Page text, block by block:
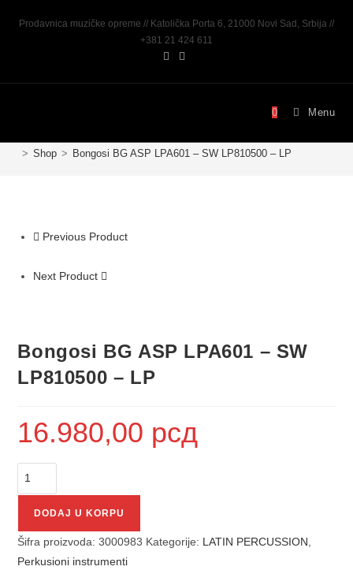
Prodavnica muzičke opreme // Katolička Porta 6, 21000 Novi Sad, Srbija //
+381 21 424 611
0 Menu
> Shop > Bongosi BG ASP LPA601 – SW LP810500 – LP
Previous Product
Next Product
Bongosi BG ASP LPA601 – SW
LP810500 – LP
16.980,00 рсд
DODAJ U KORPU
Šifra proizvoda:3000983 Kategorije: LATIN PERCUSSION
Perkusioni instrumenti